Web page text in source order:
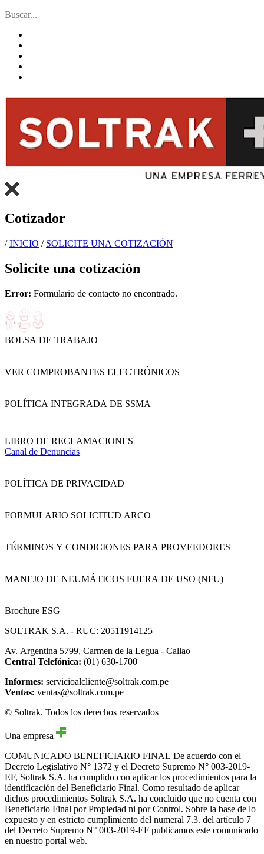
Cotizador
/INICIO / SOLICITE UNA COTIZACIÓN
Solicite una cotización
Error: Formulario de contacto no encontrado.
BOLSA DE TRABAJO
VER COMPROBANTES ELECTRÓNICOS
POLÍTICA INTEGRADA DE SSMA
LIBRO DE RECLAMACIONES
Canal de Denuncias
POLÍTICA DE PRIVACIDAD
FORMULARIO SOLICITUD ARCO
TÉRMINOS Y CONDICIONES PARA PROVEEDORES
MANEJO DE NEUMÁTICOS FUERA DE USO (NFU)
Brochure ESG
SOLTRAK S.A. - RUC: 20511914125
Av. Argentina 5799, Carmen de la Legua - Callao
Central Telefónica: (01) 630-1700
Informes: servicioalcliente@soltrak.com.pe
Ventas: ventas@soltrak.com.pe
© Soltrak. Todos los derechos reservados
Una empresa
COMUNICADO BENEFICIARIO FINAL
Decreto Legislativo N° 1372 y el Decreto Supremo N° 003-2019-
EF, Soltrak S.A. ha cumplido con aplicar los procedimientos para la
identificación del Beneficiario Final. Como resultado de aplicar
dichos procedimientos Soltrak S.A. ha concluido que no cuenta con
Beneficiario Final por Propiedad ni por Control. Sobre la base de lo
expuesto y en estricto cumplimiento del numeral 7.3. del artículo 7
del Decreto Supremo N° 003-2019-EF publicamos este comunicado
en nuestro portal web.